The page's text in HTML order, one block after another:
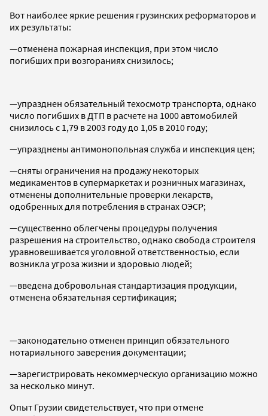
Вот наиболее яркие решения грузинских реформаторов и
их результаты:
—отменена пожарная инспекция, при этом число
погибших при возгораниях снизилось;
—упразднен обязательный техосмотр транспорта, однако
число погибших в ДТП в расчете на 1000 автомобилей
снизилось с 1,79 в 2003 году до 1,05 в 2010 году;
—упразднены антимонопольная служба и инспекция цен;
—сняты ограничения на продажу некоторых
медикаментов в супермаркетах и розничных магазинах,
отменены дополнительные проверки лекарств,
одобренных для потребления в странах ОЭСР;
—существенно облегчены процедуры получения
разрешения на строительство, однако свобода строителя
уравновешивается уголовной ответственностью, если
возникла угроза жизни и здоровью людей;
—введена добровольная стандартизация продукции,
отменена обязательная сертификация;
—законодательно отменен принцип обязательного
нотариального заверения документации;
—зарегистрировать некоммерческую организацию можно
за несколько минут.
Опыт Грузии свидетельствует, что при отмене